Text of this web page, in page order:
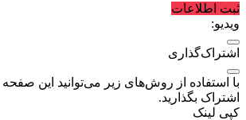
ثبت اطلاعات
ویدیو:
اشتراک‌گذاری
با استفاده از روش‌های زیر می‌توانید این صفحه
اشتراک بگذارید.
کپی لینک